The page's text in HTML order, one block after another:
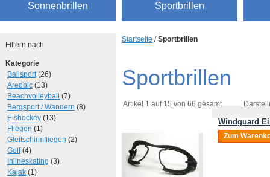
Sonnenbrillen Sportbrillen
Startseite /Sportbrillen
Sportbrillen
Artikel 1 auf 15 von 66 gesamt
Windguard
Zum
Filtern nach
Kategorie
Ballsport(26)
Areobic (13)
Beachvolleyball
(7)
Bergsport / Wandern (8)
Eishockey (13)
Fliegen (1)
Gleitschirmfliegen (2)
Golf(4)
Inlineskating (3)
Kajak (1)